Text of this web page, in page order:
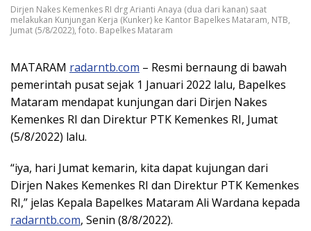
Dirjen Nakes Kemenkes RI drg Arianti Anaya (dua dari kanan) saat
melakukan Kunjungan Kerja (Kunker) ke Kantor Bapelkes Mataram, NTB,
Jumat (5/8/2022), foto. Bapelkes Mataram
MATARAM radarntb.com – Resmi bernaung di bawah
pemerintah pusat sejak 1 Januari 2022 lalu, Bapelkes
Mataram mendapat kunjungan dari Dirjen Nakes
Kemenkes RI dan Direktur PTK Kemenkes RI, Jumat
(5/8/2022) lalu.
“iya, hari Jumat kemarin, kita dapat kujungan dari
Dirjen Nakes Kemenkes RI dan Direktur PTK Kemenkes
RI,” jelas Kepala Bapelkes Mataram Ali Wardana kepada
radarntb.com, Senin (8/8/2022).